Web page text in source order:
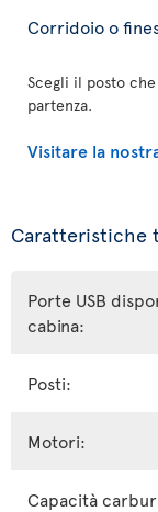
Corridoio o
Scegli il posto
partenza.
Visitare la
Caratteristiche
Porte USB
cabina:
Posti:
Motori:
Capacità